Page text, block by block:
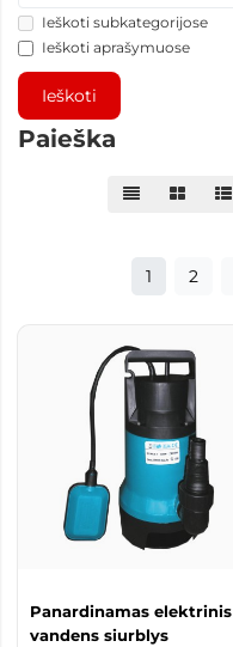
Ieškoti subkategorijose
Ieškoti aprašymuose
Paieška
1 2
Panardinamas elektrinis
vandens siurblys